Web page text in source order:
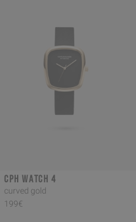
CPH WATCH 4
curved gold
199€